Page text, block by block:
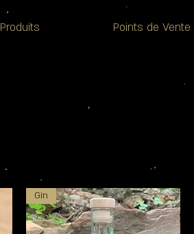
Produits Points de Vente
Gin